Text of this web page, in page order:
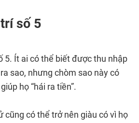
số 5
5. Ít ai có thể biết được thu nhập
sao, nhưng chòm sao này có
họ “hái ra tiền”.
cũng có thể trở nên giàu có vì họ